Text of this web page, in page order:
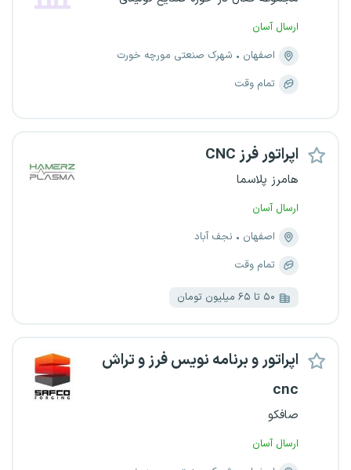
ارسال آسان
اصفهان
شهرک صنعتی مورچه خورت
تمام وقت
اپراتور فرز CNC
هامرز پلاسما
ارسال آسان
اصفهان
نجف آباد
تمام وقت
۵۰ تا ۶۵ میلیون تومان
اپراتور و برنامه نویس فرز و تراش
cnc
صافکو
ارسال آسان